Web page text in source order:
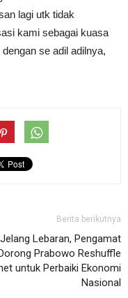
lagi utk tidak
kami sebagai kuasa
se adil adilnya,
Berita berikutnya
Jelang Lebaran, Pengamat
Prabowo Reshuffle
untuk Perbaiki Ekonomi
Nasional